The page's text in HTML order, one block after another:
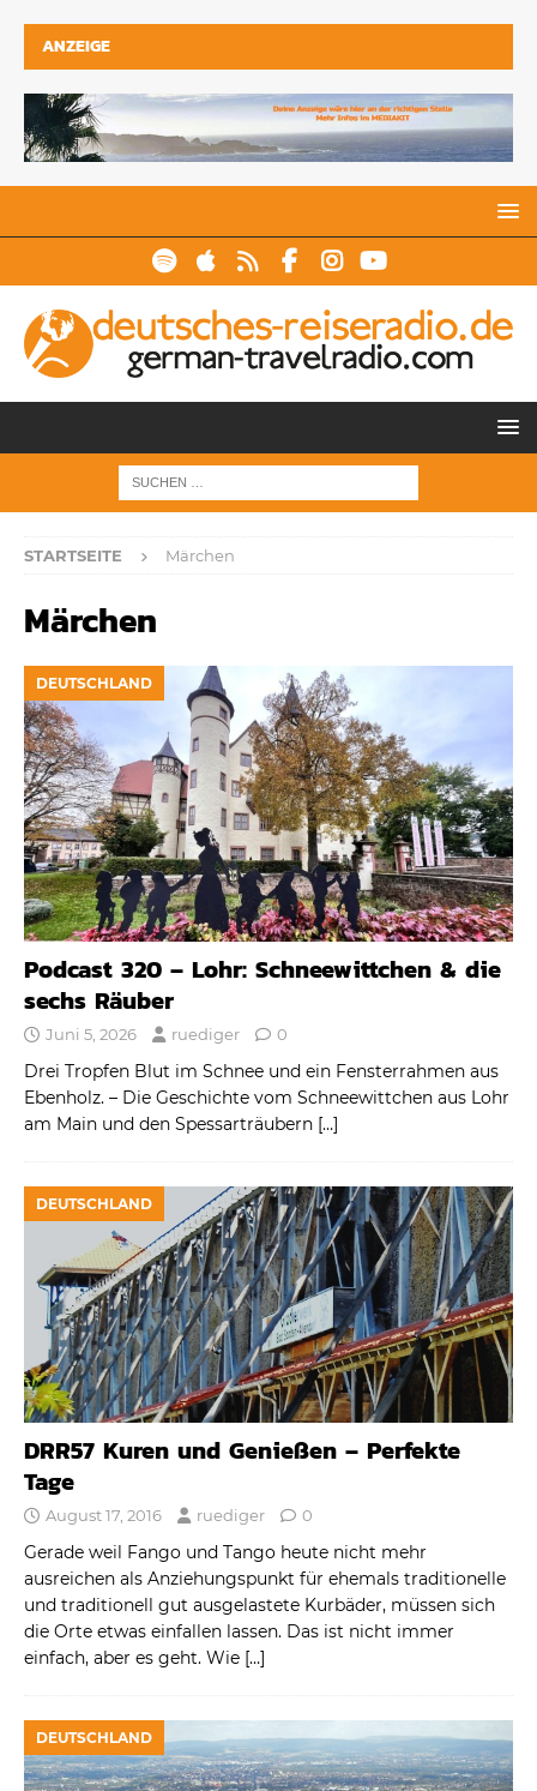
ANZEIGE
STARTSEITE Märchen
Märchen
DEUTSCHLAND
Podcast 320 – Lohr: Schneewittchen & die
sechs Räuber
Juni 5, 2026 ruediger 0
Drei Tropfen Blut im Schnee und ein Fensterrahmen aus
Ebenholz. – Die Geschichte vom Schneewittchen aus Lohr
am Main und den Spessarträubern […]
DEUTSCHLAND
DRR57 Kuren und Genießen – Perfekte
Tage
August 17, 2016 ruediger 0
Gerade weil Fango und Tango heute nicht mehr
ausreichen als Anziehungspunkt für ehemals traditionelle
und traditionell gut ausgelastete Kurbäder, müssen sich
die Orte etwas einfallen lassen. Das ist nicht immer
einfach, aber es geht. Wie […]
DEUTSCHLAND